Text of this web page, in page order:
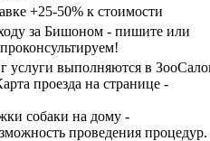
+25-50% к стоимости
за Бишоном - пишите или
услуги выполняются в
проезда на странице -
собаки на дому -
проведения процедур.